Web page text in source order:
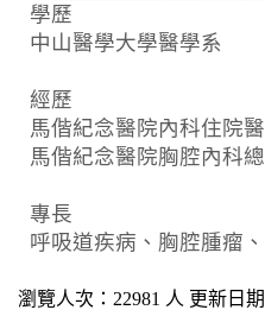
學歷
中山醫學大學醫學系
經歷
馬偕紀念醫院內科住院
馬偕紀念醫院胸腔內科
專長
呼吸道疾病、胸腔腫瘤
瀏覽人次：22981 人 更新日期